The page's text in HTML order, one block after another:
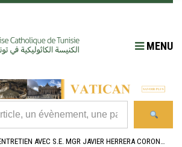
MENU
L’ÉCOLE JEANNE D’ARC CÉLÈBRE SES NOUVEAUX BACHELIERS : UNE TRADITION QUI RASSEMBLE
ENTRETIEN AVEC S.E. MGR JAVIER HERRERA CORONA, NONCE APOSTOLIQUE EN ALGÉRIE ET EN TUNISIE